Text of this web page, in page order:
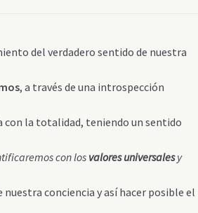
del verdadero sentido de nuestra
, a través de una introspección
con la totalidad, teniendo un sentido
con los valores universalesy
conciencia y así hacer posible el